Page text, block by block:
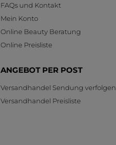
FAQs und Kontakt
Mein Konto
Online Beauty Beratung
Online Preisliste
ANGEBOT PER POST
Versandhandel Sendung verfolgen
Versandhandel Preisliste